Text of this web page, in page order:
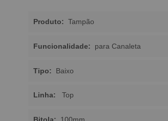
Produto: Tampão
Funcionalidade: para Canaleta
Tipo: Baixo
Linha: Top